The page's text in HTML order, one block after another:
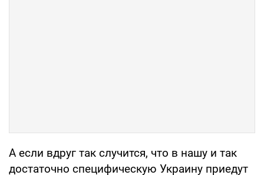
А если вдруг так случится, что в нашу и так
достаточно специфическую Украину приедут